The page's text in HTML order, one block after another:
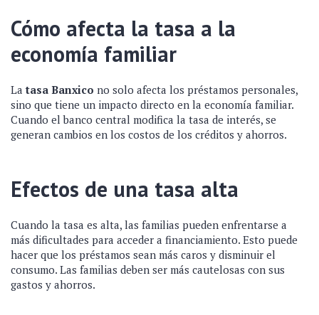
Cómo afecta la tasa a la
economía familiar
Latasa Banxico no solo afecta los préstamos personales,
sino que tiene un impacto directo en la economía familiar.
Cuando el banco central modifica la tasa de interés, se
generan cambios en los costos de los créditos y ahorros.
Efectos de una tasa alta
Cuando la tasa es alta, las familias pueden enfrentarse a
más dificultades para acceder a financiamiento. Esto puede
hacer que los préstamos sean más caros y disminuir el
consumo. Las familias deben ser más cautelosas con sus
gastos y ahorros.